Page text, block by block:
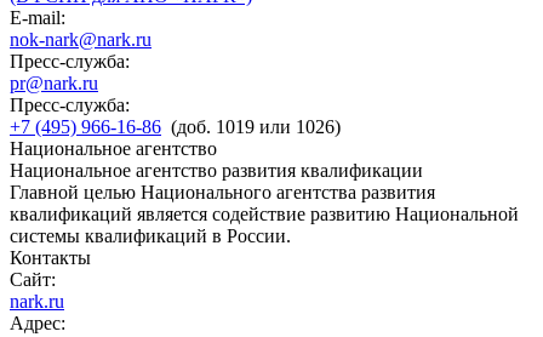
E-mail:
nok-nark@nark.ru
Пресс-служба:
pr@nark.ru
Пресс-служба:
+7 (495) 966-16-86 (доб. 1019 или 1026)
Национальное агентство
Национальное агентство развития квалификации
Главной целью Национального агентства развития
квалификаций является содействие развитию Национальной
системы квалификаций в России.
Контакты
Сайт:
nark.ru
Адрес: